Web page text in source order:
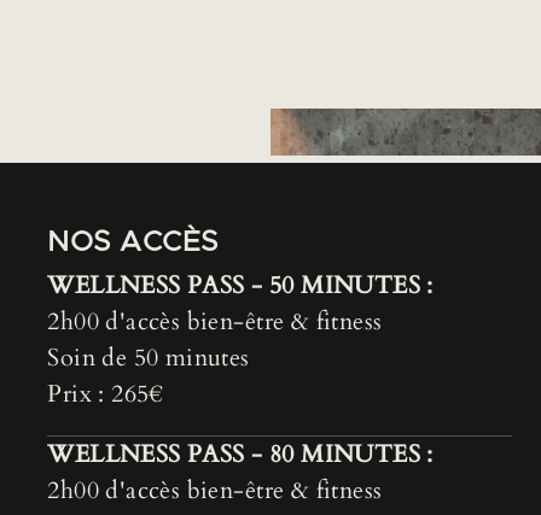
NOS ACCÈS
WELLNESS PASS - 50 MINUTES :
2h00 d'accès bien-être & fitness
Soin de 50 minutes
Prix : 265€
WELLNESS PASS - 80 MINUTES :
2h00 d'accès bien-être & fitness